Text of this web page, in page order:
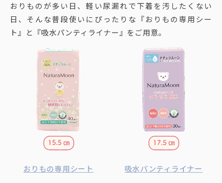
おりものが多い日、軽い尿漏れで下着を汚したくない
日、そんな普段使いにぴったりな『おりもの専用シー
ト』と『吸水パンティライナー』をご用意。
おりもの専用シート 吸水パンティライナー